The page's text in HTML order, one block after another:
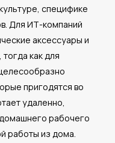
специфике
Для ИТ-компаний
аксессуары и
как для
пригодятся во
удаленно,
рабочего
работы из дома.